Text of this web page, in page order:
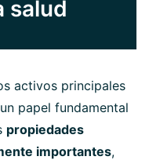
salud
activos principales
papel fundamental
propiedades
importantes,